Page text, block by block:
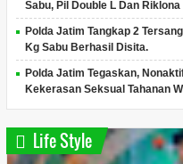
Sabu, Pil Double L Dan Riklona
Polda Jatim Tangkap 2
Kg Sabu Berhasil Disita.
Polda Jatim Tegaskan,
Kekerasan Seksual Tahanan
Life Style